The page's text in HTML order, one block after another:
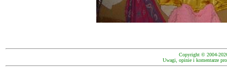
Copyright © 2004-
Uwagi, opinie i komentarze